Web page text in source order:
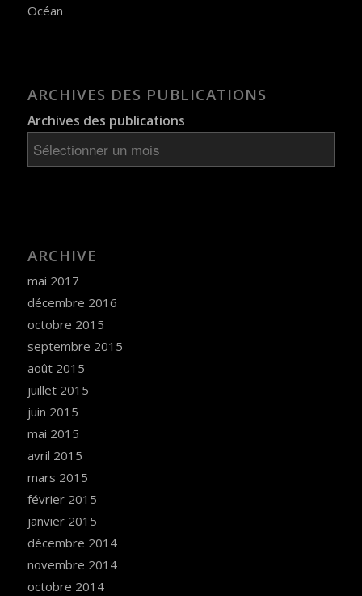
Océan
ARCHIVES DES PUBLICATIONS
Archives des publications
ARCHIVE
mai 2017
décembre 2016
octobre 2015
septembre 2015
août 2015
juillet 2015
juin 2015
mai 2015
avril 2015
mars 2015
février 2015
janvier 2015
décembre 2014
novembre 2014
octobre 2014